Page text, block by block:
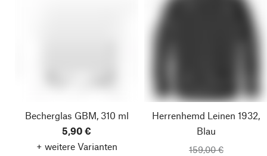
Becherglas GBM, 310 ml
5,90 €
+ weitere Varianten
Herrenhemd Leinen 1932,
Blau
159,00 €